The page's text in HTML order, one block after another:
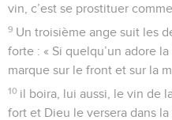
vin, c’est se prostituer
9 Un troisième ange suit les
forte : « Si quelqu’un adore
marque sur le front et sur la
10 il boira, lui aussi, le vin de
fort et Dieu le versera dans